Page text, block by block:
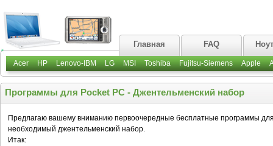
Главная FAQ
Acer HP Lenovo-IBM LG MSI Toshiba Fujitsu-Siemens Apple
Программы для Pocket PC - Джентельменский набор
Предлагаю вашему вниманию первоочередные бесплатные программы для
необходимый джентельменский набор.
Итак: